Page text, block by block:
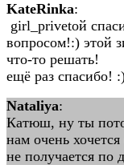
KateRinka:
girl_privetой
вопросом!:) этой
что-то решать!
ещё раз спасибо!
Nataliya:
Катюш, ну ты
нам очень
не получается по